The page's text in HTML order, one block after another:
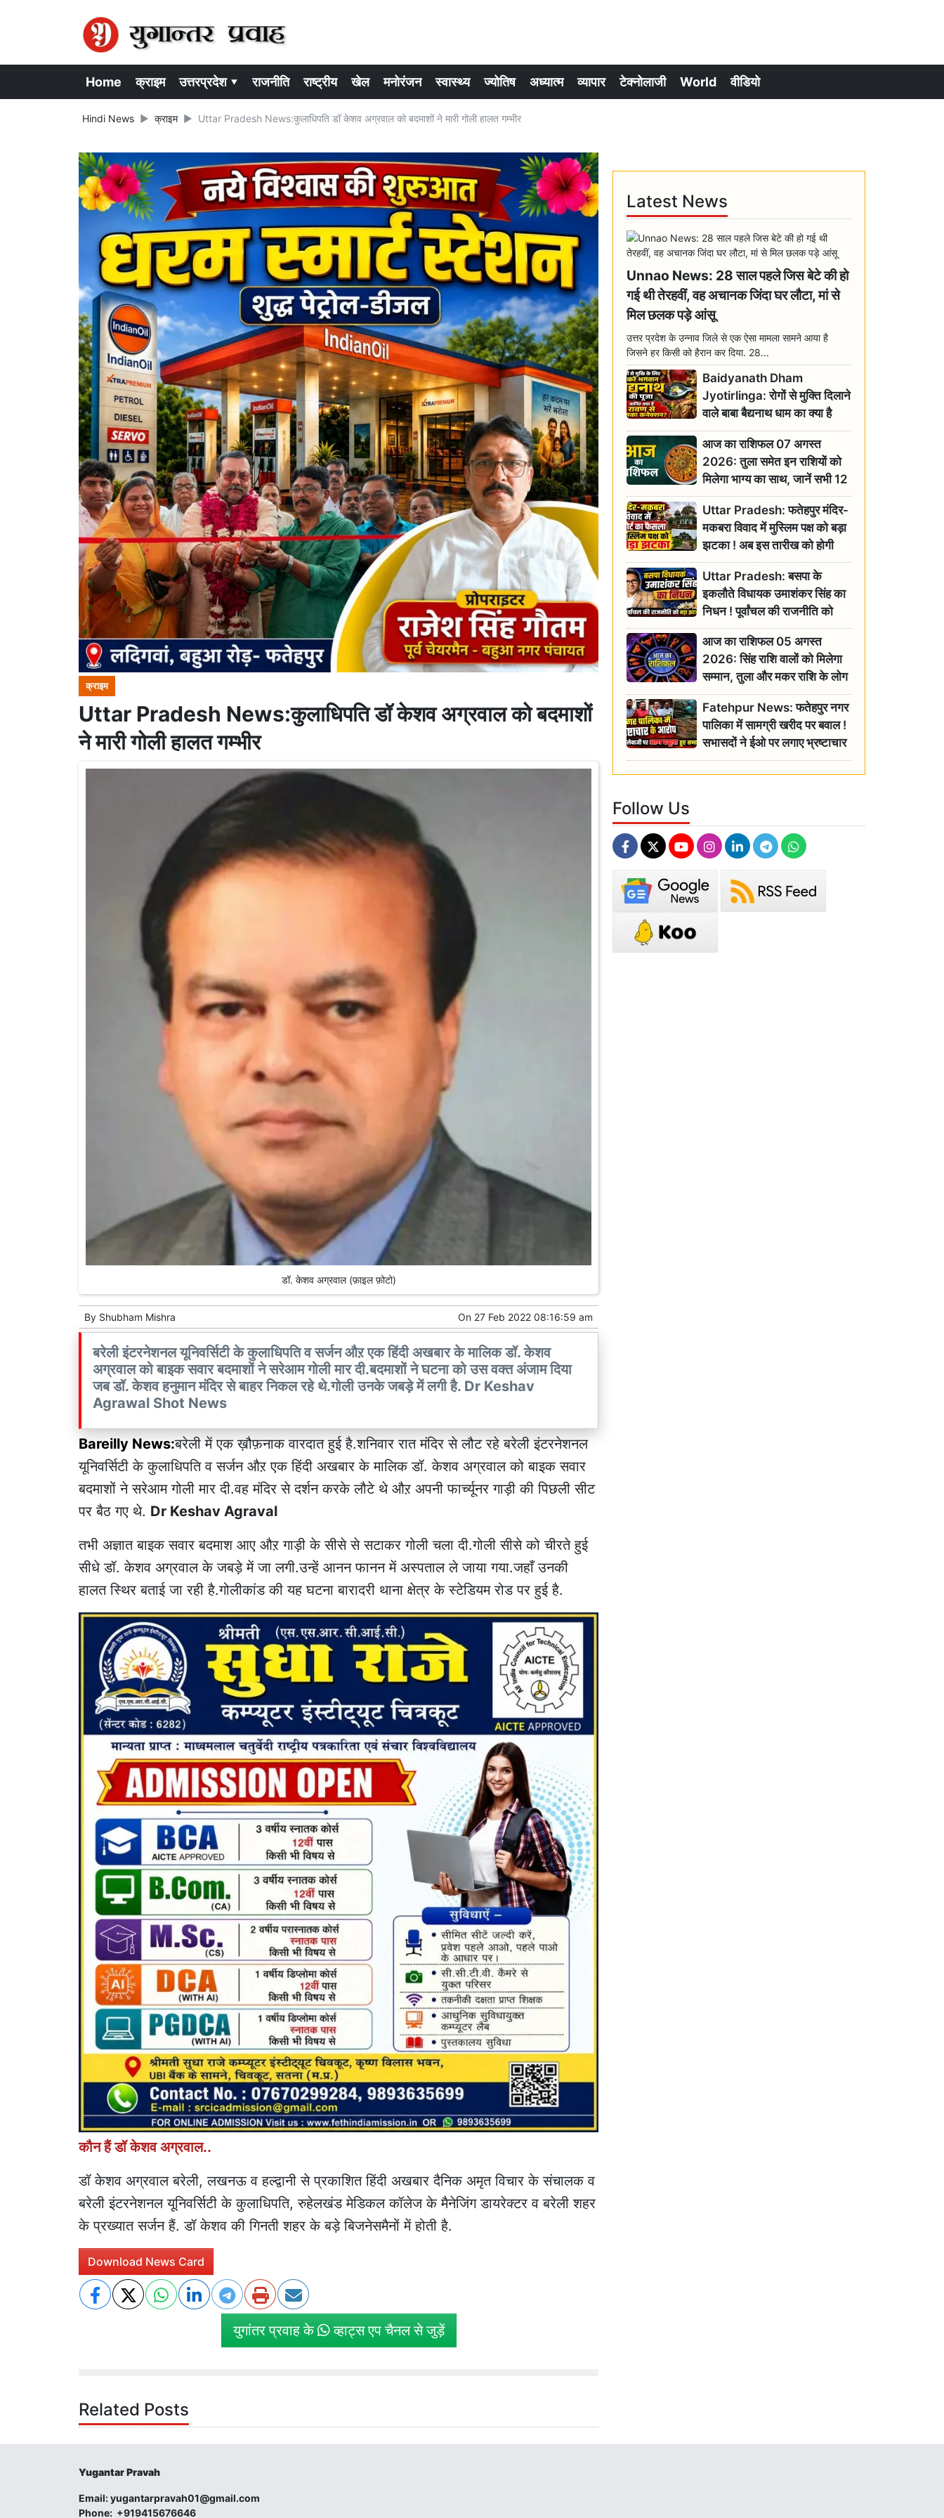
Home क्राइम उत्तरप्रदेश ▾ राजनीति राष्ट्रीय खेल मनोरंजन स्वास्थ्य ज्योतिष अध्यात्म व्यापार टेक्नोलाजी World वीडियो
Hindi News क्राइम Uttar Pradesh News:कुलाधिपति डॉ केशव अग्रवाल को बदमाशों ने मारी गोली हालत गम्भीर
क्राइम
Uttar Pradesh News:कुलाधिपति डॉ केशव अग्रवाल को बदमाशों
ने मारी गोली हालत गम्भीर
डॉ. केशव अग्रवाल (फ़ाइल फ़ोटो)
By Shubham Mishra On 27 Feb 2022 08:16:59 am
बरेली इंटरनेशनल यूनिवर्सिटी के कुलाधिपति व सर्जन औऱ एक हिंदी अखबार के मालिक डॉ. केशव
अग्रवाल को बाइक सवार बदमाशों ने सरेआम गोली मार दी.बदमाशों ने घटना को उस वक्त अंजाम दिया
जब डॉ. केशव हनुमान मंदिर से बाहर निकल रहे थे.गोली उनके जबड़े में लगी है. Dr Keshav
Agrawal Shot News
Bareilly News:बरेली में एक ख़ौफ़नाक वारदात हुई है.शनिवार रात मंदिर से लौट रहे बरेली इंटरनेशनल
यूनिवर्सिटी के कुलाधिपति व सर्जन औऱ एक हिंदी अखबार के मालिक डॉ. केशव अग्रवाल को बाइक सवार
बदमाशों ने सरेआम गोली मार दी.वह मंदिर से दर्शन करके लौटे थे औऱ अपनी फार्च्यूनर गाड़ी की पिछली सीट
पर बैठ गए थे. Dr Keshav Agraval
तभी अज्ञात बाइक सवार बदमाश आए औऱ गाड़ी के सीसे से सटाकर गोली चला दी.गोली सीसे को चीरते हुई
सीधे डॉ. केशव अग्रवाल के जबड़े में जा लगी.उन्हें आनन फानन में अस्पताल ले जाया गया.जहाँ उनकी
हालत स्थिर बताई जा रही है.गोलीकांड की यह घटना बारादरी थाना क्षेत्र के स्टेडियम रोड पर हुई है.
कौन हैं डॉ केशव अग्रवाल..
डॉ केशव अग्रवाल बरेली, लखनऊ व हल्द्वानी से प्रकाशित हिंदी अखबार दैनिक अमृत विचार के संचालक व
बरेली इंटरनेशनल यूनिवर्सिटी के कुलाधिपति, रुहेलखंड मेडिकल कॉलेज के मैनेजिंग डायरेक्टर व बरेली शहर
के प्रख्यात सर्जन हैं. डॉ केशव की गिनती शहर के बड़े बिजनेसमैनों में होती है.
Download News Card
युगांतर प्रवाह के व्हाट्स एप चैनल से जुड़ें
Related Posts
Latest News
Unnao News: 28 साल पहले जिस बेटे की हो
गई थी तेरहवीं, वह अचानक जिंदा घर लौटा, मां से
मिल छलक पड़े आंसू
उत्तर प्रदेश के उन्नाव जिले से एक ऐसा मामला सामने आया है
जिसने हर किसी को हैरान कर दिया. 28...
Baidyanath Dham
Jyotirlinga: रोगों से मुक्ति दिलाने
वाले बाबा बैद्यनाथ धाम का क्या है
रावण से संबंध? जानिए ज्योतिर्लिंग की
महिमा
आज का राशिफल 07 अगस्त
2026: तुला समेत इन राशियों को
मिलेगा भाग्य का साथ, जानें सभी 12
राशियों का दैनिक भाग्यफल
Uttar Pradesh: फतेहपुर मंदिर-
मकबरा विवाद में मुस्लिम पक्ष को बड़ा
झटका ! अब इस तारीख को होगी
सुनवाई
Uttar Pradesh: बसपा के
इकलौते विधायक उमाशंकर सिंह का
निधन ! पूर्वांचल की राजनीति को
बड़ा झटका, योगी ने जताया दुःख
आज का राशिफल 05 अगस्त
2026: सिंह राशि वालों को मिलेगा
सम्मान, तुला और मकर राशि के लोग
रहें सतर्क
Fatehpur News: फतेहपुर नगर
पालिका में सामग्री खरीद पर बवाल !
सभासदों ने ईओ पर लगाए भ्रष्टाचार
के गंभीर आरोप
Follow Us
Yugantar Pravah
Email:yugantarpravah01@gmail.com
Phone: +919415676646